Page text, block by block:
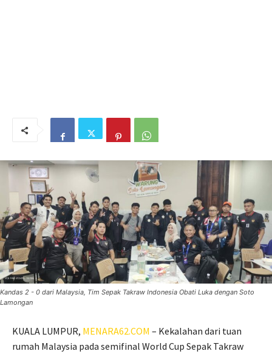
Kandas 2 - 0 dari Malaysia, Tim Sepak Takraw Indonesia Obati Luka dengan Soto
Lamongan
KUALA LUMPUR, MENARA62.COM – Kekalahan dari tuan
rumah Malaysia pada semifinal World Cup Sepak Takraw